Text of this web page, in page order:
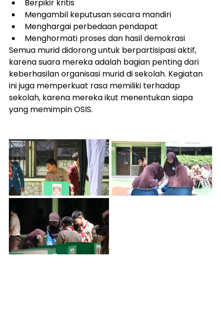
Berpikir kritis
Mengambil keputusan secara mandiri
Menghargai perbedaan pendapat
Menghormati proses dan hasil demokrasi
Semua murid didorong untuk berpartisipasi aktif,
karena suara mereka adalah bagian penting dari
keberhasilan organisasi murid di sekolah. Kegiatan
ini juga memperkuat rasa memiliki terhadap
sekolah, karena mereka ikut menentukan siapa
yang memimpin OSIS.